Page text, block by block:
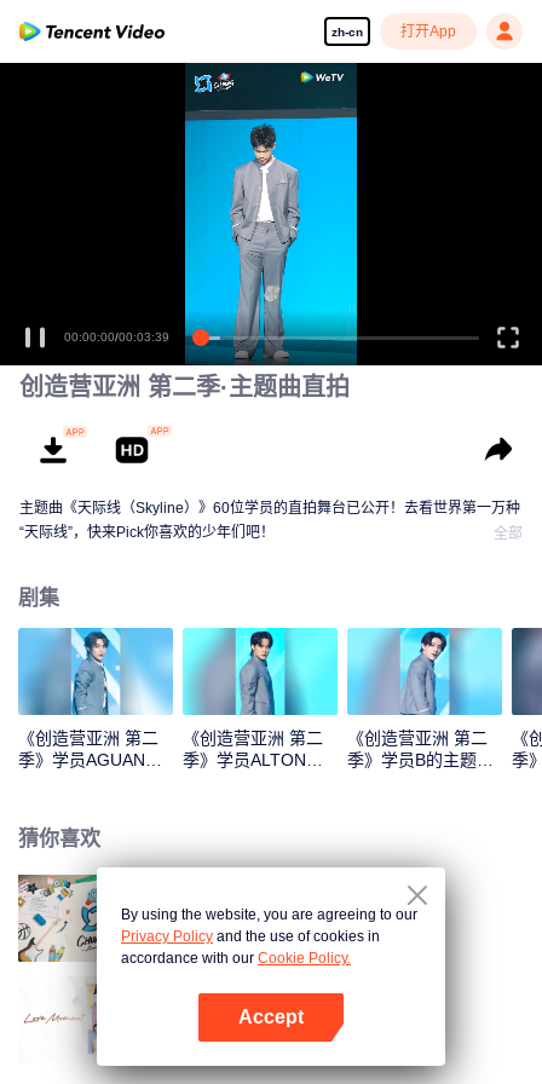
zh-cn 打开App
00:00:00/00:03:39
创造营亚洲 第二季·主题曲直拍
主题曲《天际线（Skyline）》60位学员的直拍舞台已公开！去看世界第一万种
“天际线”，快来Pick你喜欢的少年们吧！
全部
剧集
《创造营亚洲 第二
季》学员AGUANG
《创造营亚洲 第二
季》学员ALTON
《创造营亚洲 第二
季》学员B的主题曲
《
季
猜你喜欢
创造营亚洲 第二季
爱的瞬间
By using the website, you are agreeing to our
Privacy Policy and the use of cookies in
accordance with our Cookie Policy.
Accept